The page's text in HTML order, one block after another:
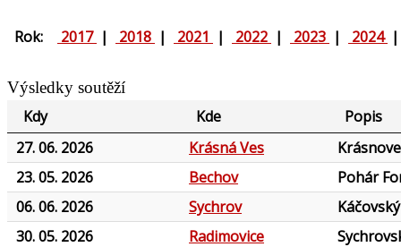
Rok: 2017 | 2018 | 2021 | 2022 | 2023 | 2024
Výsledky soutěží
Kdy Kde
Popis
27. 06. 2026
Krásná Ves
23. 05. 2026
Bechov
Pohár
06. 06. 2026
Sychrov
30. 05. 2026
Radimovice